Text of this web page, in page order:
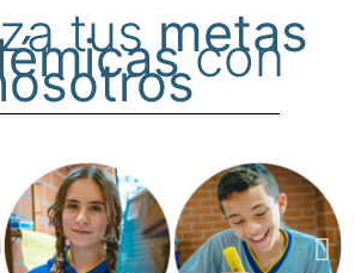
tusmetas
con